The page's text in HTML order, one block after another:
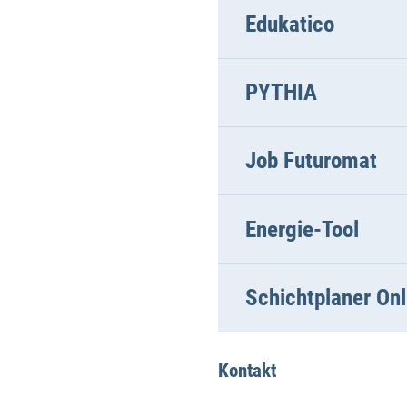
Edukatico
PYTHIA
Job Futuromat
Energie-Tool
Schichtplaner
Kontakt